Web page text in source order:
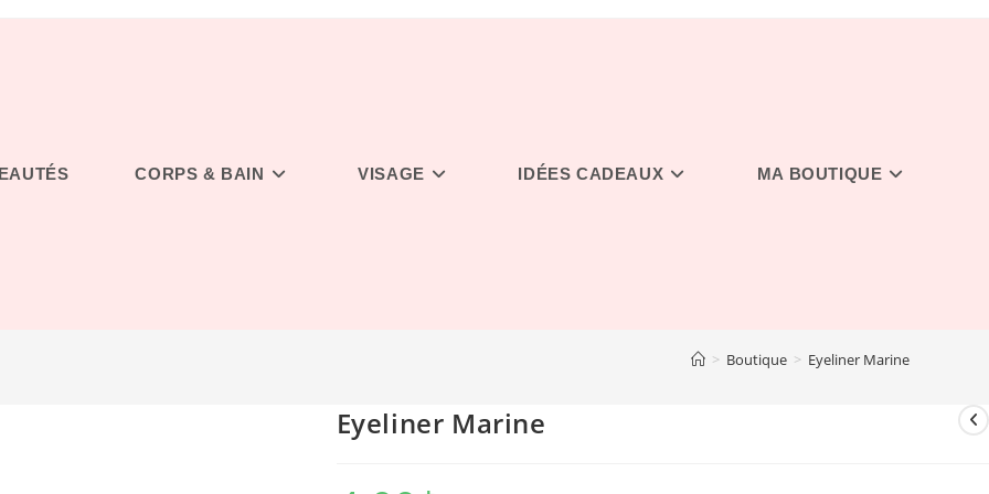
CORPS & BAIN VISAGE IDÉES CADEAUX MA BOUTIQUE
> Boutique > Eyeliner Marine
Eyeliner Marine